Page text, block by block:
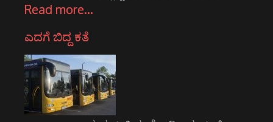
Read more…
ಎದಗೆ ಬಿದ್ದ ಕತೆ